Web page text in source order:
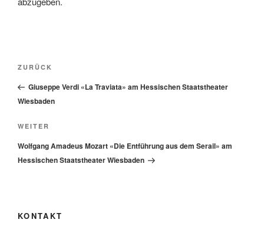
Beitragsnavigation
Vorheriger
Beitrag
ZURÜCK
Giuseppe Verdi «La Traviata» am Hessischen Staatstheater
Wiesbaden
Nächster
Beitrag
WEITER
Wolfgang Amadeus Mozart «Die Entführung aus dem Serail» am
Hessischen Staatstheater Wiesbaden
KONTAKT